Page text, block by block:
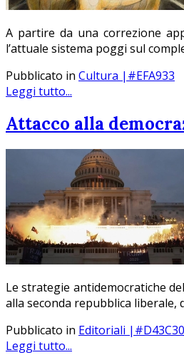
A partire da una correzione
l’attuale sistema poggi sul
Pubblicato in Cultura |#EFA933
Leggi tutto...
Attacco alla
Le strategie antidemocratiche
alla seconda repubblica
Pubblicato in Editoriali |#D43C30
Leggi tutto...